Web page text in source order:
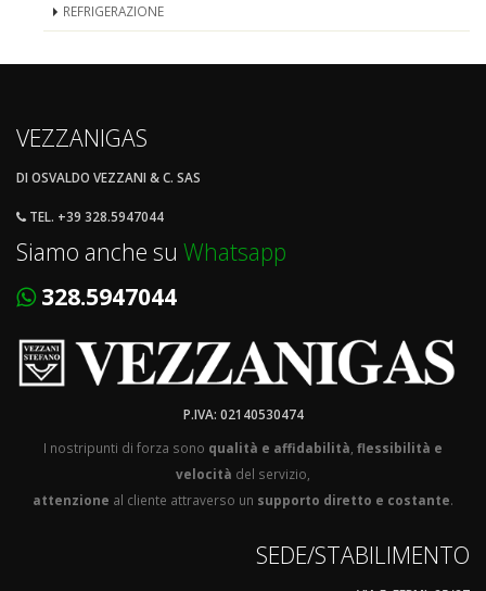
REFRIGERAZIONE
VEZZANIGAS
DI OSVALDO VEZZANI & C. SAS
TEL. +39 328.5947044
Siamo anche su Whatsapp
328.5947044
P.IVA: 02140530474
I nostripunti di forza sono qualità e affidabilità, flessibilità e
velocità del servizio,
attenzione al cliente attraverso un supporto diretto e costante.
SEDE/STABILIMENTO